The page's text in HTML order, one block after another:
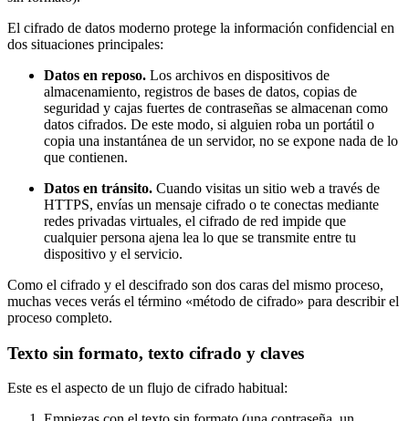
El cifrado de datos moderno protege la información confidencial en
dos situaciones principales:
Datos en reposo. Los archivos en dispositivos de
almacenamiento, registros de bases de datos, copias de
seguridad y cajas fuertes de contraseñas se almacenan como
datos cifrados. De este modo, si alguien roba un portátil o
copia una instantánea de un servidor, no se expone nada de lo
que contienen.
Datos en tránsito. Cuando visitas un sitio web a través de
HTTPS, envías un mensaje cifrado o te conectas mediante
redes privadas virtuales, el cifrado de red impide que
cualquier persona ajena lea lo que se transmite entre tu
dispositivo y el servicio.
Como el cifrado y el descifrado son dos caras del mismo proceso,
muchas veces verás el término «método de cifrado» para describir el
proceso completo.
Texto sin formato, texto cifrado y claves
Este es el aspecto de un flujo de cifrado habitual: